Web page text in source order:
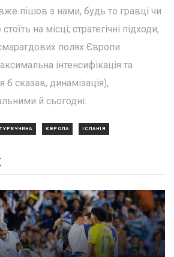
пішов з нами, будь то гравці чи
на місці; стратегічні підходи,
полях Європи
інтенсифікація та
б сказав, динамізація),
й сьогодні.
ТУРЕЧЧИНА ЄВРОПА ІСПАНІЯ